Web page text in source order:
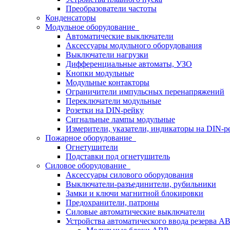
Преобразователи частоты
Конденсаторы
Модульное оборудование
Автоматические выключатели
Аксессуары модульного оборудования
Выключатели нагрузки
Дифференциальные автоматы, УЗО
Кнопки модульные
Модульные контакторы
Ограничители импульсных перенапряжений
Переключатели модульные
Розетки на DIN-рейку
Сигнальные лампы модульные
Измерители, указатели, индикаторы на DIN-
Пожарное оборудование
Огнетушители
Подставки под огнетушитель
Силовое оборудование
Аксессуары силового оборудования
Выключатели-разъединители, рубильники
Замки и ключи магнитной блокировки
Предохранители, патроны
Силовые автоматические выключатели
Устройства автоматического ввода резерва